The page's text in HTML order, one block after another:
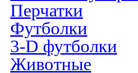
Перчатки
Футболки
3-D футболки
Животные